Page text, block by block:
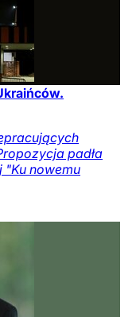
padła
nowemu